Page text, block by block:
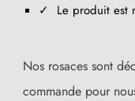
✓ Le produit est
Nos rosaces sont
commande pour